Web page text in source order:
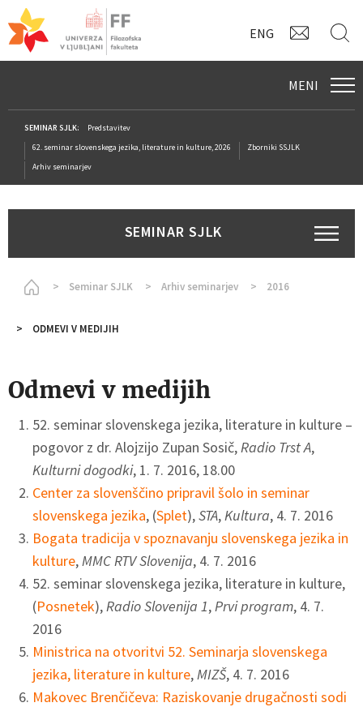
ENG
MENI
SEMINAR SJLK:
Predstavitev
62. seminar slovenskega jezika, literature in kulture, 2026
Zborniki SSJLK
Arhiv seminarjev
SEMINAR SJLK
HomepageSeminar SJLK Arhiv seminarjev 2016
ODMEVI V MEDIJIH
Odmevi v medijih
52. seminar slovenskega jezika, literature in kulture –
pogovor z dr. Alojzijo Zupan Sosič,Radio Trst A,
Kulturni dogodki, 1. 7. 2016, 18.00
Center za slovenščino pripravil šolo in seminar
slovenskega jezika, (Splet),STA,Kultura, 4. 7. 2016
Bogata tradicija v spoznavanju slovenskega jezika in
kulture,MMC RTV Slovenija, 4. 7. 2016
52. seminar slovenskega jezika, literature in kulture,
(Posnetek),Radio Slovenija 1,Prvi program, 4. 7.
2016
Ministrica na otvoritvi 52. Seminarja slovenskega
jezika, literature in kulture,MIZŠ, 4. 7. 2016
Makovec Brenčičeva: Raziskovanje drugačnosti sodi